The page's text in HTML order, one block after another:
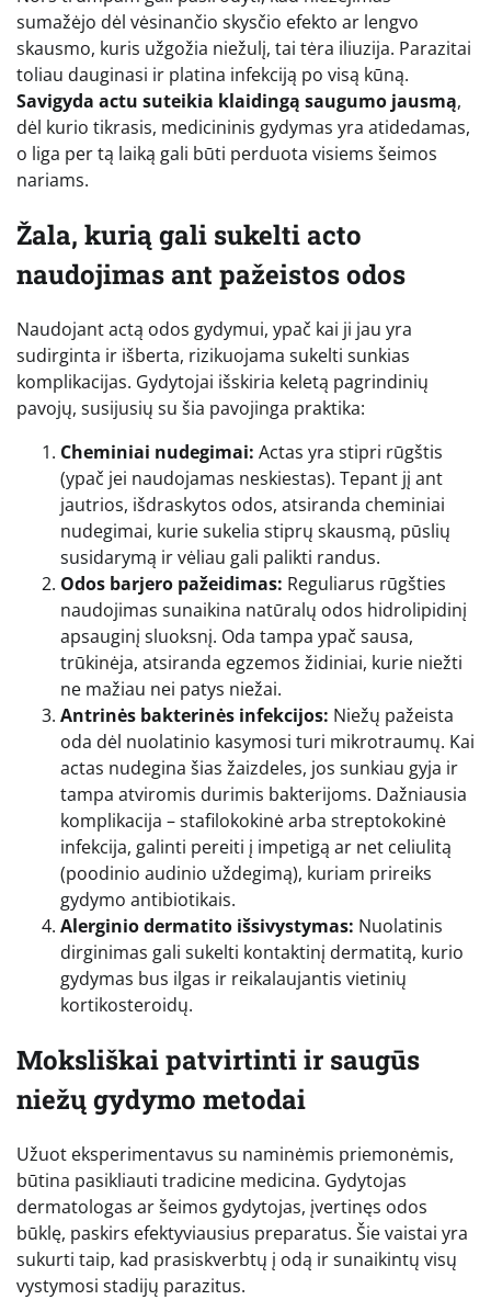
sumažėjo dėl vėsinančio skysčio efekto ar lengvo
skausmo, kuris užgožia niežulį, tai tėra iliuzija. Parazitai
toliau dauginasi ir platina infekciją po visą kūną.
Savigyda actu suteikia klaidingą saugumo jausmą,
dėl kurio tikrasis, medicininis gydymas yra atidedamas,
o liga per tą laiką gali būti perduota visiems šeimos
nariams.
Žala, kurią gali sukelti acto
naudojimas ant pažeistos odos
Naudojant actą odos gydymui, ypač kai ji jau yra
sudirginta ir išberta, rizikuojama sukelti sunkias
komplikacijas. Gydytojai išskiria keletą pagrindinių
pavojų, susijusių su šia pavojinga praktika:
Cheminiai nudegimai: Actas yra stipri rūgštis
(ypač jei naudojamas neskiestas). Tepant jį ant
jautrios, išdraskytos odos, atsiranda cheminiai
nudegimai, kurie sukelia stiprų skausmą, pūslių
susidarymą ir vėliau gali palikti randus.
Odos barjero pažeidimas: Reguliarus rūgšties
naudojimas sunaikina natūralų odos hidrolipidinį
apsauginį sluoksnį. Oda tampa ypač sausa,
trūkinėja, atsiranda egzemos židiniai, kurie niežti
ne mažiau nei patys niežai.
Antrinės bakterinės infekcijos: Niežų pažeista
oda dėl nuolatinio kasymosi turi mikrotraumų. Kai
actas nudegina šias žaizdeles, jos sunkiau gyja ir
tampa atviromis durimis bakterijoms. Dažniausia
komplikacija – stafilokokinė arba streptokokinė
infekcija, galinti pereiti į impetigą ar net celiulitą
(poodinio audinio uždegimą), kuriam prireiks
gydymo antibiotikais.
Alerginio dermatito išsivystymas: Nuolatinis
dirginimas gali sukelti kontaktinį dermatitą, kurio
gydymas bus ilgas ir reikalaujantis vietinių
kortikosteroidų.
Moksliškai patvirtinti ir saugūs
niežų gydymo metodai
Užuot eksperimentavus su naminėmis priemonėmis,
būtina pasikliauti tradicine medicina. Gydytojas
dermatologas ar šeimos gydytojas, įvertinęs odos
būklę, paskirs efektyviausius preparatus. Šie vaistai yra
sukurti taip, kad prasiskverbtų į odą ir sunaikintų visų
vystymosi stadijų parazitus.